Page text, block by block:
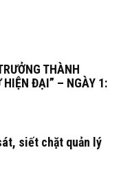
THÀNH
HIỆN ĐẠI” – NGÀY 1:
siết chặt quản lý